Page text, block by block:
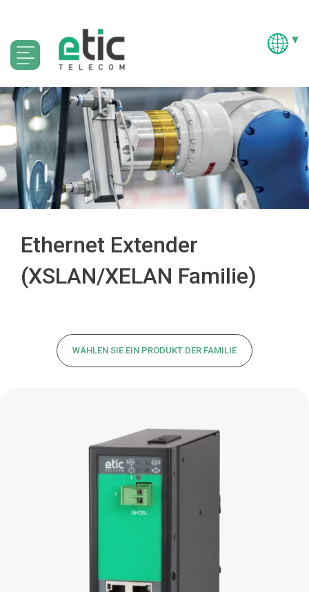
Ethernet Extender
(XSLAN/XELAN Familie)
WÄHLEN SIE EIN PRODUKT DER FAMILIE